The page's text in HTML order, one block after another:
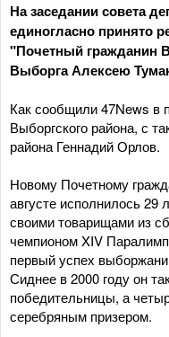
На заседании совета
единогласно принято
"Почетный гражданин
Выборга Алексею
Как сообщили 47News в
Выборгского района, с
района Геннадий Орлов.
Новому Почетному
августе исполнилось 29
своими товарищами из
чемпионом XIV
первый успех
Сиднее в 2000 году он
победительницы, а
серебряным призером.